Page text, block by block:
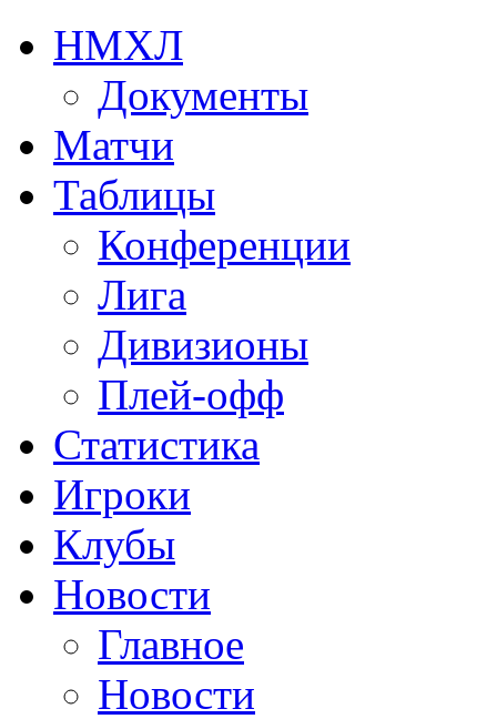
НМХЛ
Документы
Матчи
Таблицы
Конференции
Лига
Дивизионы
Плей-офф
Статистика
Игроки
Клубы
Новости
Главное
Новости